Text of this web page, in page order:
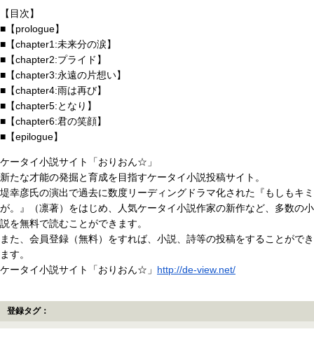
【目次】
■【prologue】
■【chapter1:未来分の涙】
■【chapter2:プライド】
■【chapter3:永遠の片想い】
■【chapter4:雨は再び】
■【chapter5:となり】
■【chapter6:君の笑顔】
■【epilogue】
ケータイ小説サイト「おりおん☆」
新たな才能の発掘と育成を目指すケータイ小説投稿サイト。
堤幸彦氏の演出で過去に数度リーディングドラマ化された『もしもキミ
が。』（凛著）をはじめ、人気ケータイ小説作家の新作など、多数の小
説を無料で読むことができます。
また、会員登録（無料）をすれば、小説、詩等の投稿をすることができ
ます。
ケータイ小説サイト「おりおん☆」 http://de-view.net/
登録タグ：